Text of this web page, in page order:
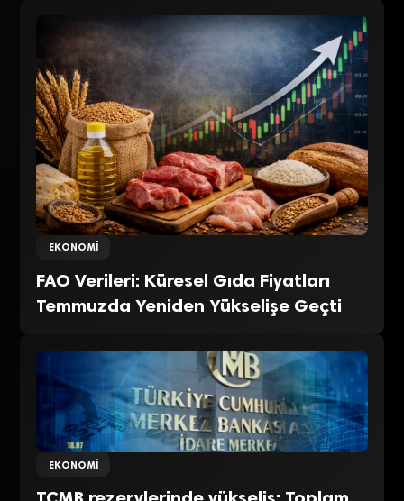
EKONOMI
FAO Verileri: Küresel Gıda Fiyatları
Temmuzda Yeniden Yükselişe Geçti
EKONOMI